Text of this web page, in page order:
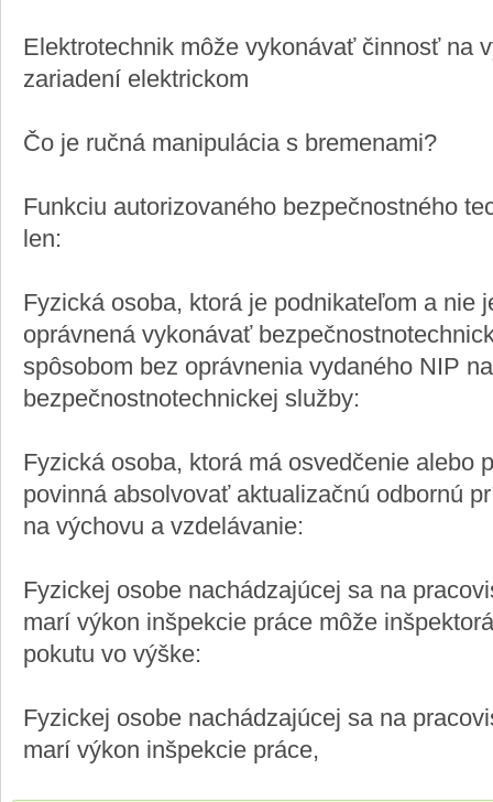
Elektrotechnik môže vykonávať činnosť na
zariadení elektrickom
Čo je ručná manipulácia s bremenami?
Funkciu autorizovaného bezpečnostného
len:
Fyzická osoba, ktorá je podnikateľom a nie
oprávnená vykonávať
spôsobom bez oprávnenia vydaného NIP
bezpečnostnotechnickej služby:
Fyzická osoba, ktorá má osvedčenie alebo
povinná absolvovať aktualizačnú odbornú
na výchovu a vzdelávanie:
Fyzickej osobe nachádzajúcej sa na
marí výkon inšpekcie práce môže
pokutu vo výške:
Fyzickej osobe nachádzajúcej sa na
marí výkon inšpekcie práce,